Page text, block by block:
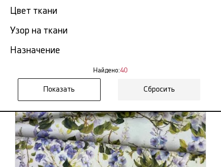
Показать все
Цвет ткани
Узор на ткани
Назначение
Найдено:40
Сбросить
NEW